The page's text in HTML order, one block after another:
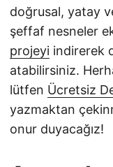
doğrusal, yatay
şeffaf nesneler
projeyi indirerek
atabilirsiniz.
lütfen Ücretsiz
yazmaktan
onur duyacağız!